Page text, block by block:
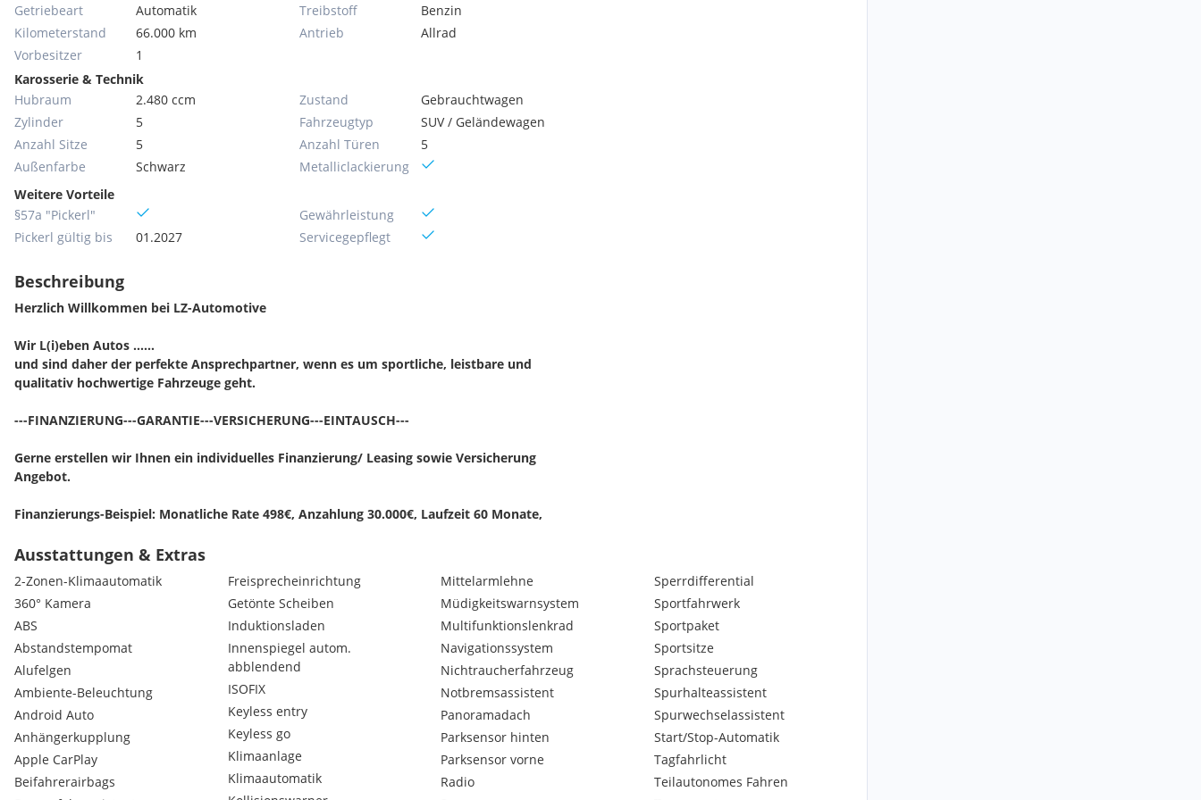
Getriebeart
Automatik
Kilometerstand
66.000 km
Vorbesitzer
1
Treibstoff
Benzin
Antrieb
Allrad
Karosserie & Technik
Hubraum
2.480 ccm
Zylinder
5
Anzahl Sitze
5
Außenfarbe
Schwarz
Zustand
Gebrauchtwagen
Fahrzeugtyp
SUV / Geländewagen
Anzahl Türen
5
Metallic­lackierung
Weitere Vorteile
§57a "Pickerl"
Pickerl gültig bis
01.2027
Gewährleistung
Servicegepflegt
Beschreibung
Herzlich Willkommen bei LZ-Automotive
Wir L(i)eben Autos ……
und sind daher der perfekte Ansprechpartner, wenn es um sportliche, leistbare und
qualitativ hochwertige Fahrzeuge geht.
---FINANZIERUNG---GARANTIE---VERSICHERUNG---EINTAUSCH---
Gerne erstellen wir Ihnen ein individuelles Finanzierung/ Leasing sowie Versicherung
Angebot.
Finanzierungs-Beispiel: Monatliche Rate 498€, Anzahlung 30.000€, Laufzeit 60 Monate,
Sie wollen Ihren gebrauchten bei uns eintauschen? Kein Problem.
Schicken Sie uns eine Anfrage mit den wichtigsten Keyfacts, realer Preisvorstellung sowie
Fotos per Mail oder Whats App.
---------------------------------------------------------------------------------
LZ-AUTOMOTIVE ANGEBOT:
-Erstklassige Finanzierungskonditionen mit variablen oder fixen Zinssatz über unsere
Partnerbanken.
-Versicherung zu bestmöglichen Konditionen über unseren Versicherungsmakler.
-Inklusive: 1. Jahr Gebrauchtwagen GARANTIE
--------------------------------------------------------------------------------
Ausstattungen & Extras
2-Zonen-Klimaautomatik
360° Kamera
ABS
Abstandstempomat
Alufelgen
Ambiente-Beleuchtung
Android Auto
Anhängerkupplung
Apple CarPlay
Beifahrerairbags
Freisprecheinrichtung
Getönte Scheiben
Induktionsladen
Innenspiegel autom.
abblendend
ISOFIX
Keyless entry
Keyless go
Klimaanlage
Klimaautomatik
Mittelarmlehne
Müdigkeitswarnsystem
Multifunktionslenkrad
Navigationssystem
Nichtraucherfahrzeug
Notbremsassistent
Panoramadach
Parksensor hinten
Parksensor vorne
Radio
Sperrdifferential
Sportfahrwerk
Sportpaket
Sportsitze
Sprachsteuerung
Spurhalteassistent
Spurwechselassistent
Start/Stop-Automatik
Tagfahrlicht
Teilautonomes Fahren